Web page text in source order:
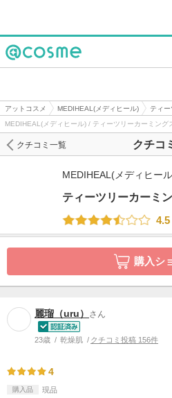
アットコスメ MEDIHEAL(メディヒール) ティ
MEDIHEAL(メディヒール) / ティーツリーカーミング
クチコ
クチコミ一覧
MEDIHEAL(メディヒー
ティーツリーカーミ
4.5
購入シ
麗瑠（uru） さん
23歳 乾燥肌 クチコミ投稿 156件
4
購入品 現品